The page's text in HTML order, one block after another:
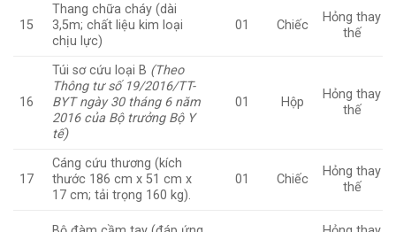
15
Thang chữa cháy (dài
3,5m; chất liệu kim loại
chịu lực)
01 Chiếc
Hỏng thay
thế
16
Túi sơ cứu loại B (Theo
Thông tư số 19/2016/TT-
BYT ngày 30 tháng 6 năm
2016 của Bộ trưởng Bộ Y
tế)
01 Hộp
Hỏng thay
thế
17
Cáng cứu thương (kích
thước 186 cm x 51 cm x
17 cm; tải trọng 160 kg).
01 Chiếc
Hỏng thay
thế